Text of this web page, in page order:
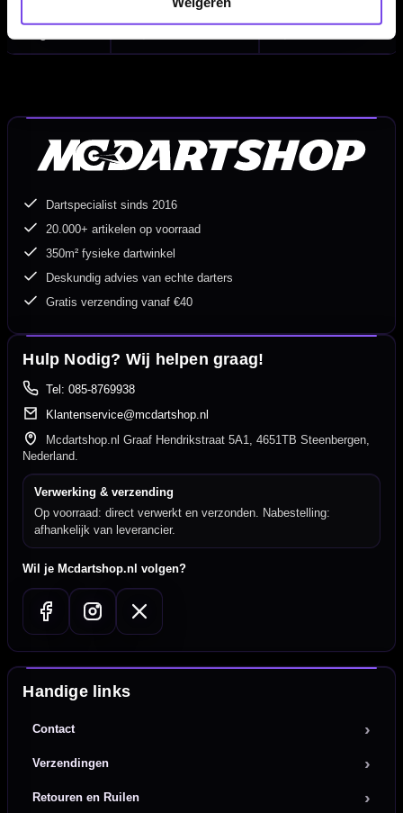
Dartspecialist sinds 2016
20.000+ artikelen op voorraad
350m² fysieke dartwinkel
Deskundig advies van echte darters
Gratis verzending vanaf €40
Hulp Nodig? Wij helpen graag!
Tel: 085-8769938
Klantenservice@mcdartshop.nl
Mcdartshop.nl Graaf Hendrikstraat 5A1, 4651TB Steenbergen,
Nederland.
Verwerking & verzending
Op voorraad: direct verwerkt en verzonden. Nabestelling:
afhankelijk van leverancier.
Wil je Mcdartshop.nl volgen?
Handige links
Contact
Verzendingen
Retouren en Ruilen